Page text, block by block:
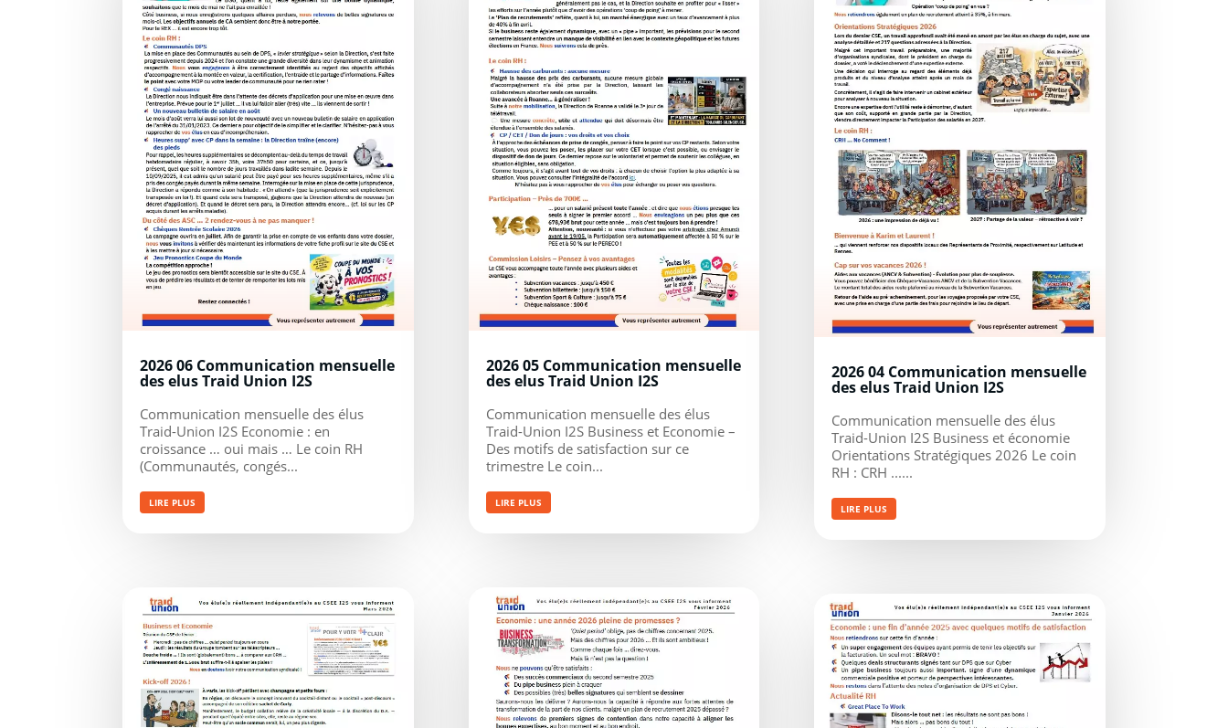
2026 06 Communication mensuelle
des elus Traid Union I2S
Communication mensuelle des élus
Traid-Union I2S Economie : en
croissance … oui mais … Le coin RH
(Communautés, congés...
LIRE PLUS
2026 05 Communication mensuelle
des elus Traid Union I2S
Communication mensuelle des élus
Traid-Union I2S Business et Economie –
Des motifs de satisfaction sur ce
trimestre Le coin...
LIRE PLUS
2026 04 Communication mensuelle
des elus Traid Union I2S
Communication mensuelle des élus
Traid-Union I2S Business et économie
Orientations Stratégiques 2026 Le coin
RH : CRH ......
LIRE PLUS